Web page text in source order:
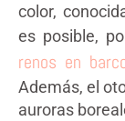
color,
es posible,
renos en
Además, el
auroras